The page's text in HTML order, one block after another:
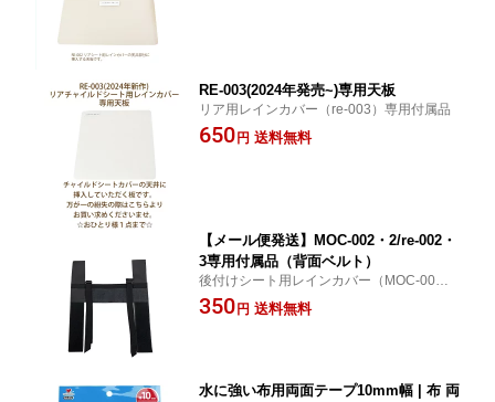
RE-003(2024年発売~)専用天板
リア用レインカバー（re-003）専用付属品
650 円 送料無料
【メール便発送】MOC-002・2/re-002・
3専用付属品（背面ベルト）
後付けシート用レインカバー（MOC-001・
2）リア用レインカバー（re-002・3）専用
付属品
350 円 送料無料
水に強い布用両面テープ10mm幅 | 布 両